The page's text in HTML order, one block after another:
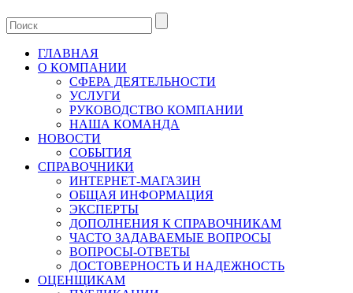
ГЛАВНАЯ
О КОМПАНИИ
СФЕРА ДЕЯТЕЛЬНОСТИ
УСЛУГИ
РУКОВОДСТВО КОМПАНИИ
НАША КОМАНДА
НОВОСТИ
СОБЫТИЯ
СПРАВОЧНИКИ
ИНТЕРНЕТ-МАГАЗИН
ОБЩАЯ ИНФОРМАЦИЯ
ЭКСПЕРТЫ
ДОПОЛНЕНИЯ К СПРАВОЧНИКАМ
ЧАСТО ЗАДАВАЕМЫЕ ВОПРОСЫ
ВОПРОСЫ-ОТВЕТЫ
ДОСТОВЕРНОСТЬ И НАДЕЖНОСТЬ
ОЦЕНЩИКАМ